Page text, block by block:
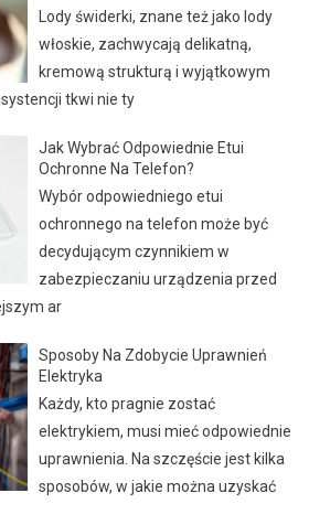
Lody świderki, znane też jako lody
włoskie, zachwycają delikatną,
kremową strukturą i wyjątkowym
tkwi nie ty
Jak Wybrać Odpowiednie Etui
Ochronne Na Telefon?
Wybór odpowiedniego etui
ochronnego na telefon może być
decydującym czynnikiem w
zabezpieczaniu urządzenia przed
ar
Sposoby Na Zdobycie Uprawnień
Elektryka
Każdy, kto pragnie zostać
elektrykiem, musi mieć odpowiednie
uprawnienia. Na szczęście jest kilka
sposobów, w jakie można uzyskać